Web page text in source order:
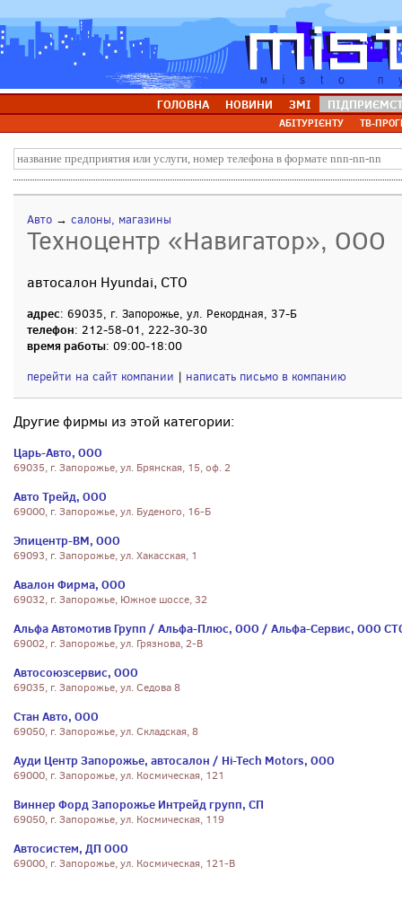
ГОЛОВНА НОВИНИ ЗМІ
АБІТУРІЄНТУ ТВ-
Авто → салоны, магазины
Техноцентр «Навигатор», ООО
автосалон Hyundai, СТО
адрес: 69035, г. Запорожье, ул. Рекордная, 37-Б
телефон: 212-58-01, 222-30-30
время работы: 09:00-18:00
перейти на сайт компании | написать письмо в компанию
Другие фирмы из этой категории:
Царь-Авто, ООО
69035, г. Запорожье, ул. Брянская, 15, оф. 2
Авто Трейд, ООО
69000, г. Запорожье, ул. Буденого, 16-Б
Эпицентр-ВМ, ООО
69093, г. Запорожье, ул. Хакасская, 1
Авалон Фирма, ООО
69032, г. Запорожье, Южное шоссе, 32
Альфа Автомотив Групп / Альфа-Плюс, ООО / Альфа-Сервис, ООО
69002, г. Запорожье, ул. Грязнова, 2-В
Автосоюзсервис, ООО
69035, г. Запорожье, ул. Седова 8
Стан Авто, ООО
69050, г. Запорожье, ул. Складская, 8
Ауди Центр Запорожье, автосалон / Hi-Tech Motors, ООО
69000, г. Запорожье, ул. Космическая, 121
Виннер Форд Запорожье Интрейд групп, СП
69050, г. Запорожье, ул. Космическая, 119
Автосистем, ДП ООО
69000, г. Запорожье, ул. Космическая, 121-В